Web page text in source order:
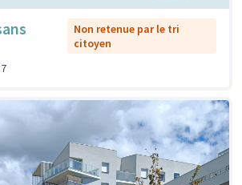
Non retenue par le tri
citoyen
7